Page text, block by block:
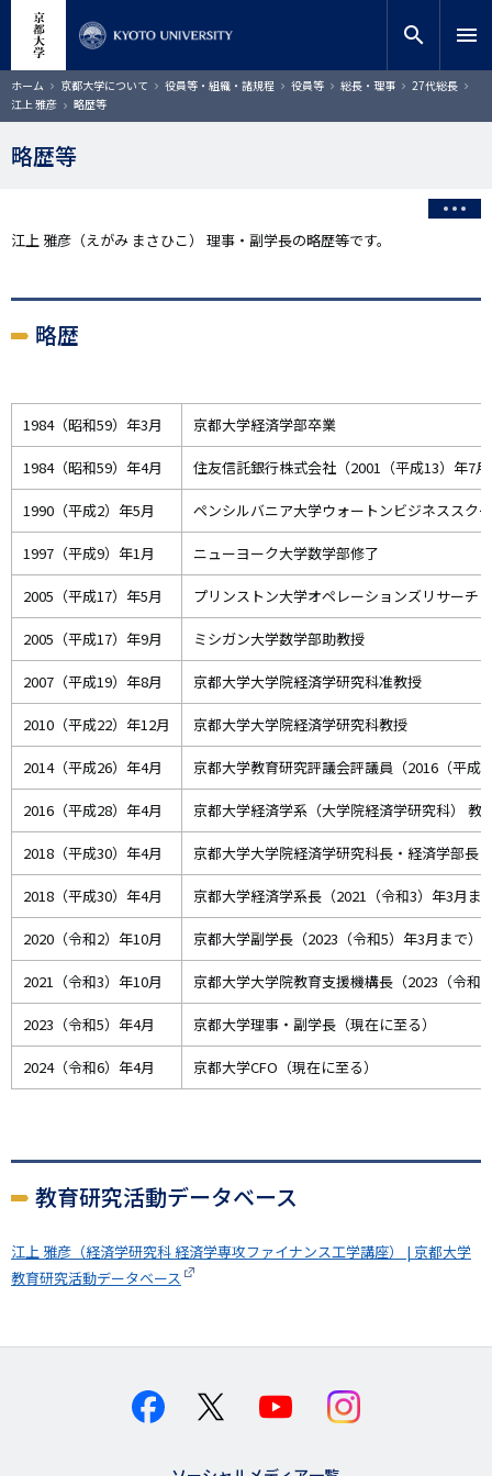
コ
ン
テ
ン
ツ
動
サイト内検索
検索
search menu
ホーム 京都大学について 役員等・組織・諸規程 役員等 総長・理事
27代総長
江上 雅彦
略歴等
略歴等
江上 雅彦（えがみ まさひこ） 理事・副学長の略歴等です。
略歴
1984（昭和59）年3月 京都大学経済学部卒業
1984（昭和59）年4月 住友信託銀行株式会社（2001（平成13）年7
1990（平成2）年5月 ペンシルバニア大学ウォートンビジネススク
1997（平成9）年1月 ニューヨーク大学数学部修了
2005（平成17）年5月 プリンストン大学オペレーションズリサーチ
2005（平成17）年9月 ミシガン大学数学部助教授
2007（平成19）年8月 京都大学大学院経済学研究科准教授
2010（平成22）年12月 京都大学大学院経済学研究科教授
2014（平成26）年4月 京都大学教育研究評議会評議員（2016（平成
2016（平成28）年4月 京都大学経済学系（大学院経済学研究科） 教
2018（平成30）年4月 京都大学大学院経済学研究科長・経済学部長
2018（平成30）年4月 京都大学経済学系長（2021（令和3）年3月ま
2020（令和2）年10月 京都大学副学長（2023（令和5）年3月まで）
2021（令和3）年10月 京都大学大学院教育支援機構長（2023（令和
2023（令和5）年4月 京都大学理事・副学長（現在に至る）
2024（令和6）年4月 京都大学CFO（現在に至る）
教育研究活動データベース
江上 雅彦（経済学研究科 経済学専攻ファイナンス工学講座） | 京都大学
教育研究活動データベース